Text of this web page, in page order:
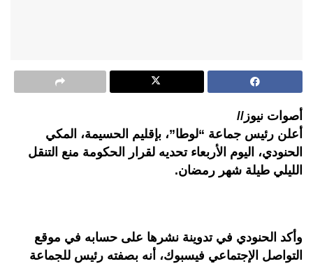
أصوات نيوز//
أعلن رئيس جماعة “لوطا”، بإقليم الحسيمة، المكي
الحنودي، اليوم الأربعاء تحديه لقرار الحكومة منع التنقل
الليلي طيلة شهر رمضان.
وأكد الحنودي في تدوينة نشرها على حسابه في موقع
التواصل الإجتماعي فيسبوك، أنه بصفته رئيس للجماعة